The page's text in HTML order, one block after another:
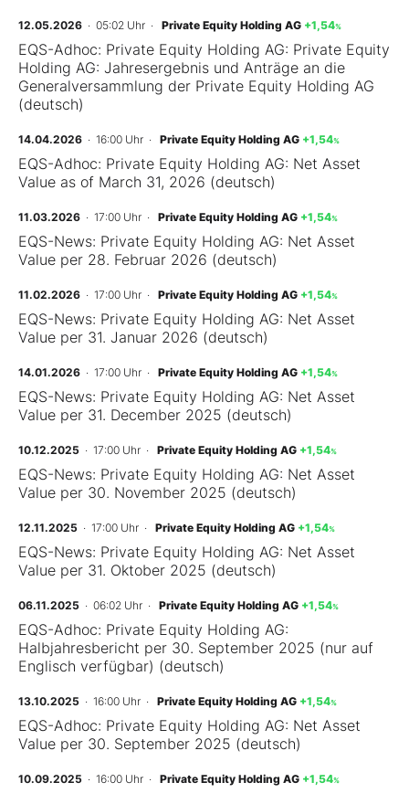
12.05.2026 · 05:02 Uhr · Private Equity Holding AG +1,54%
EQS-Adhoc: Private Equity Holding AG: Private Equity
Holding AG: Jahresergebnis und Anträge an die
Generalversammlung der Private Equity Holding AG
(deutsch)
14.04.2026 · 16:00 Uhr · Private Equity Holding AG +1,54%
EQS-Adhoc: Private Equity Holding AG: Net Asset
Value as of March 31, 2026 (deutsch)
11.03.2026 · 17:00 Uhr · Private Equity Holding AG +1,54%
EQS-News: Private Equity Holding AG: Net Asset
Value per 28. Februar 2026 (deutsch)
11.02.2026 · 17:00 Uhr · Private Equity Holding AG +1,54%
EQS-News: Private Equity Holding AG: Net Asset
Value per 31. Januar 2026 (deutsch)
14.01.2026 · 17:00 Uhr · Private Equity Holding AG +1,54%
EQS-News: Private Equity Holding AG: Net Asset
Value per 31. December 2025 (deutsch)
10.12.2025 · 17:00 Uhr · Private Equity Holding AG +1,54%
EQS-News: Private Equity Holding AG: Net Asset
Value per 30. November 2025 (deutsch)
12.11.2025 · 17:00 Uhr · Private Equity Holding AG +1,54%
EQS-News: Private Equity Holding AG: Net Asset
Value per 31. Oktober 2025 (deutsch)
06.11.2025 · 06:02 Uhr · Private Equity Holding AG +1,54%
EQS-Adhoc: Private Equity Holding AG:
Halbjahresbericht per 30. September 2025 (nur auf
Englisch verfügbar) (deutsch)
13.10.2025 · 16:00 Uhr · Private Equity Holding AG +1,54%
EQS-Adhoc: Private Equity Holding AG: Net Asset
Value per 30. September 2025 (deutsch)
10.09.2025 · 16:00 Uhr · Private Equity Holding AG +1,54%